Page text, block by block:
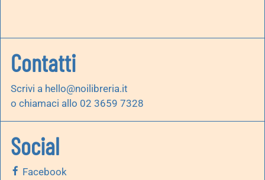
Contatti
Scrivi a hello@noilibreria.it
o chiamaci allo 02 3659 7328
Social
Facebook